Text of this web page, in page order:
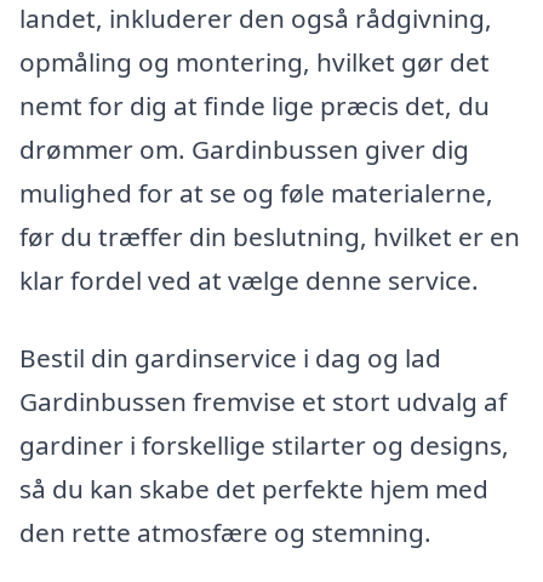
landet, inkluderer den også rådgivning,
opmåling og montering, hvilket gør det
nemt for dig at finde lige præcis det, du
drømmer om. Gardinbussen giver dig
mulighed for at se og føle materialerne,
før du træffer din beslutning, hvilket er en
klar fordel ved at vælge denne service.
Bestil din gardinservice i dag og lad
Gardinbussen fremvise et stort udvalg af
gardiner i forskellige stilarter og designs,
så du kan skabe det perfekte hjem med
den rette atmosfære og stemning.